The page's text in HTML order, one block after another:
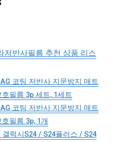
저반사필름 추천 상품 리스
코팅 저반사 지문방지 매트
필름 3p 세트, 1세트
코팅 저반사 지문방지 매트
필름 3p, 1개
럭시S24 / S24플러스 / S24